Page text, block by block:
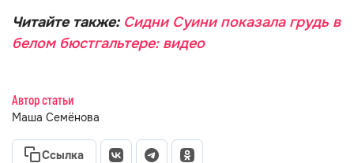
Читайте также: Сидни Суини показала грудь в
белом бюстгальтере: видео
Автор статьи
Маша Семёнова
Ссылка